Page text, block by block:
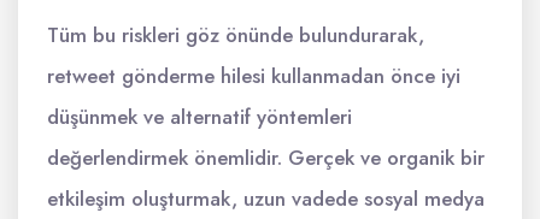
Tüm bu riskleri göz önünde bulundurarak,
retweet gönderme hilesi kullanmadan önce iyi
düşünmek ve alternatif yöntemleri
değerlendirmek önemlidir. Gerçek ve organik bir
etkileşim oluşturmak, uzun vadede sosyal medya